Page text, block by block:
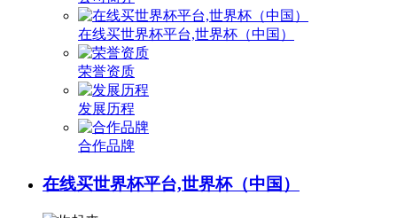
在线买世界杯平台,世界杯（中国）
荣誉资质
发展历程
合作品牌
在线买世界杯平台,世界杯（中国）